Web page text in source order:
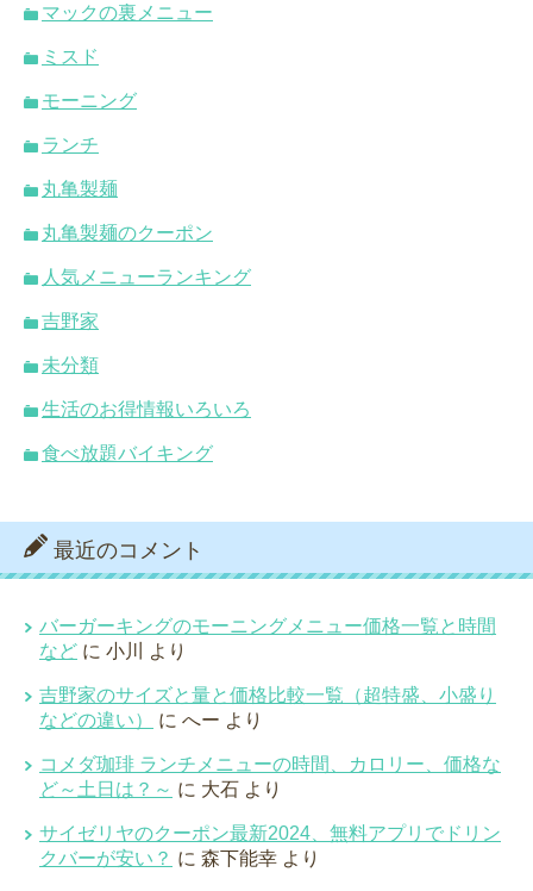
マックの裏メニュー
ミスド
モーニング
ランチ
丸亀製麺
丸亀製麺のクーポン
人気メニューランキング
吉野家
未分類
生活のお得情報いろいろ
食べ放題バイキング
最近のコメント
バーガーキングのモーニングメニュー価格一覧と時間
など に 小川 より
吉野家のサイズと量と価格比較一覧（超特盛、小盛り
などの違い）
に へー より
コメダ珈琲 ランチメニューの時間、カロリー、価格な
ど～土日は？～ に 大石 より
サイゼリヤのクーポン最新2024、無料アプリでドリン
クバーが安い？ に 森下能幸 より